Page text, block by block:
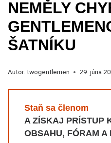
NEMĚLY
ŠATNÍKU
Autor: twogentlemen 29. júna
Staň sa členom
A ZÍSKAJ PRÍSTUP
OBSAHU, FÓRAM A